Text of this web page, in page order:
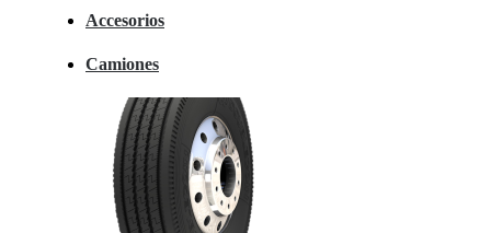
Accesorios
Camiones